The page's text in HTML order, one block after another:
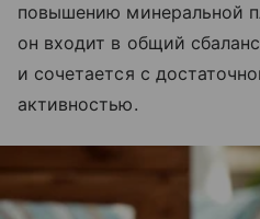
повышению минеральной
он входит в общий
и сочетается с
активностью.